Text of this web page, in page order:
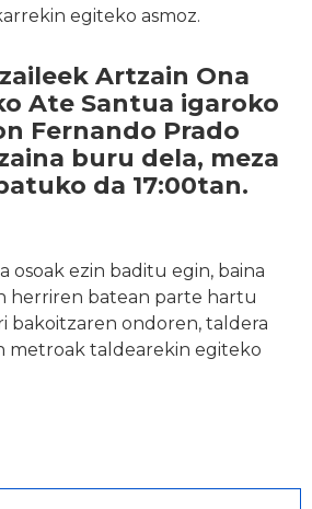
egiteko asmoz.
Artzain Ona
Ate Santua igaroko
Fernando Prado
buru dela, meza
da 17:00tan.
osoak ezin baditu egin, baina
herriren batean parte hartu
bakoitzaren ondoren, taldera
metroak taldearekin egiteko